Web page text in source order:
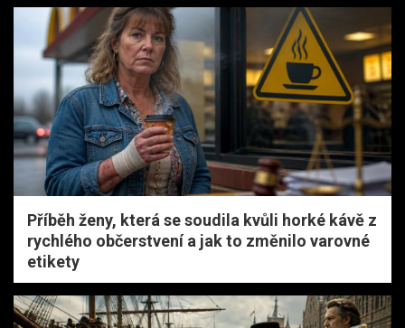
Příběh ženy, která se soudila kvůli horké kávě z
rychlého občerstvení a jak to změnilo varovné
etikety